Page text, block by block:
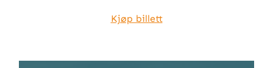
Kjøp billett